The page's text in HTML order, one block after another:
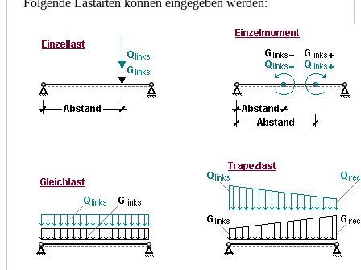
Folgende Lastarten können eingegeben werden: